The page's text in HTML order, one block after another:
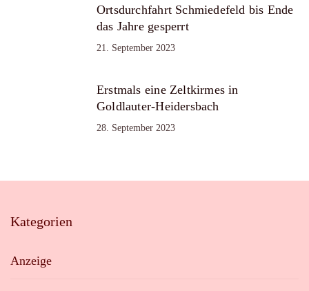
Ortsdurchfahrt Schmiedefeld bis Ende
das Jahre gesperrt
21. September 2023
Erstmals eine Zeltkirmes in
Goldlauter-Heidersbach
28. September 2023
Kategorien
Anzeige